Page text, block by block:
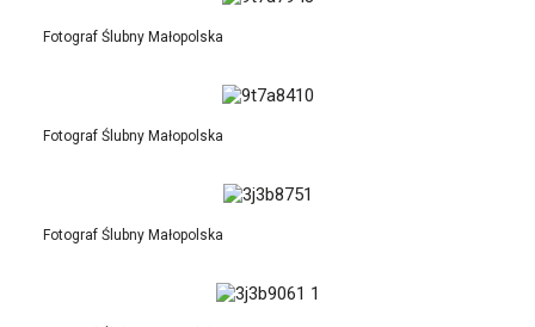
Fotograf Ślubny Małopolska
Fotograf Ślubny Małopolska
Fotograf Ślubny Małopolska